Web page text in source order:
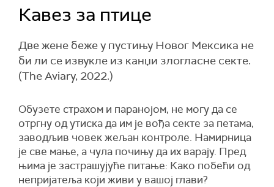
Кавез за птице
Две жене беже у пустињу Новог Мексика не
би ли се извукле из канџи злогласне секте.
(The Aviary, 2022.)
Обузете страхом и паранојом, не могу да се
отргну од утиска да им је вођа секте за петама,
заводљив човек жељан контроле. Намирница
је све мање, а чула почињу да их варају. Пред
њима је застрашујуће питање: Како побећи од
непријатеља који живи у вашој глави?